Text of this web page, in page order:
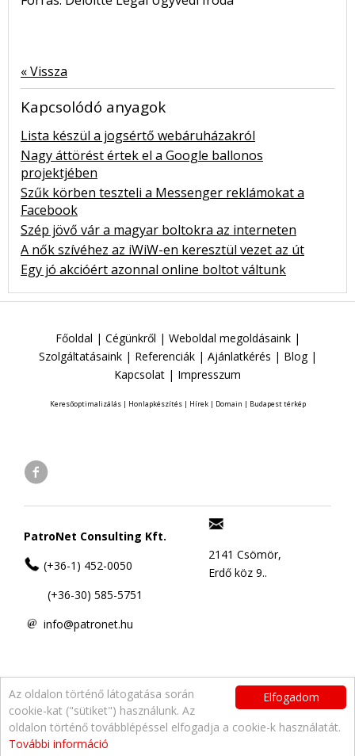
Elfogadom
Az oldalon történő látogatása során
cookie-kat ("sütiket") használunk. Az
oldalon történő továbblépéssel elfogadja a cookie-k használatát.
További információ
« Vissza
Kapcsolódó anyagok
Lista készül a jogsértő webáruházakról
Nagy áttörést értek el a Google ballonos
projektjében
Szűk körben teszteli a Messenger reklámokat a
Facebook
Szép jövő vár a magyar boltokra az interneten
A nők szívéhez az iWiW-en keresztül vezet az út
Egy jó akcióért azonnal online boltot váltunk
Főoldal | Cégünkről | Weboldal megoldásaink|
Szolgáltatásaink| Referenciák| Ajánlatkérés | Blog|
Kapcsolat | Impresszum
Keresőoptimalizálás| Honlapkészítés| Hírek| Domain | Budapest térkép
PatroNet Consulting Kft.
(+36-1) 452-0050
(+36-30) 585-5751
info@patronet.hu
2141 Csömör,
Erdő köz 9..